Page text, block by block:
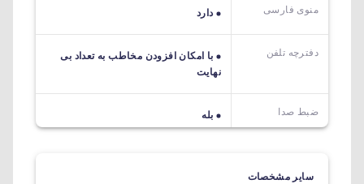
منوی فارسی دارد
دفترچه تلفن
با امکان افزودن مخاطب به تعداد بی
نهایت
ضبط صدا بله
سایر مشخصات